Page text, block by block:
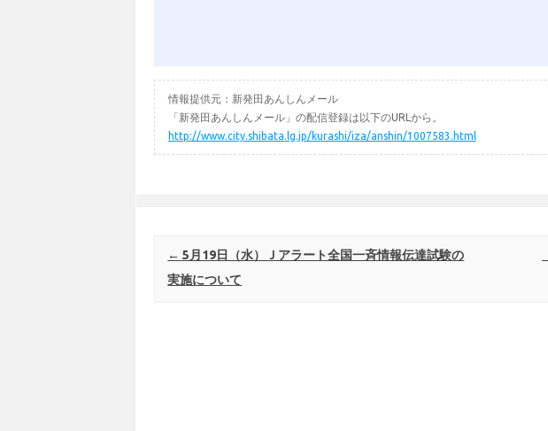
情報提供元：新発田あんしんメール
「新発田あんしんメール」の配信登録は以下のURLから。
http://www.city.shibata.lg.jp/kurashi/iza/anshin/1007583.html
Post navigation
← 5月19日（水）Ｊアラート全国一斉情報伝達試験の
実施について